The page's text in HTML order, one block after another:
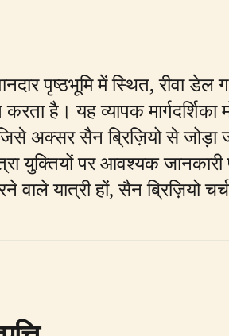
पृष्ठभूमि में स्थित, रीवा
करता है। यह व्यापक
अक्सर सैन ब्रिज़ियो से जोड़ा
युक्तियों पर आवश्यक
यात्री हों, सैन ब्रिज़ियो